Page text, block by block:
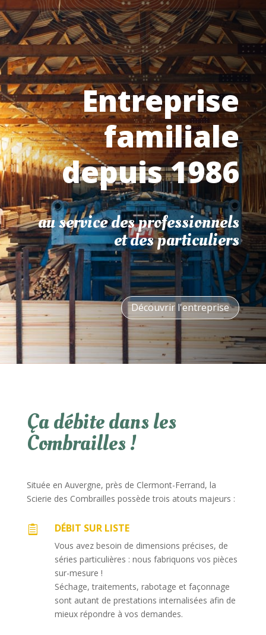
Entreprise
familiale
depuis 1986
au service des professionnels
et des particuliers
Découvrir l'entreprise
Ça débite dans les
Combrailles !
Située en Auvergne, près de Clermont-Ferrand, la
Scierie des Combrailles possède trois atouts majeurs :
 DÉBIT SUR LISTE
Vous avez besoin de dimensions précises, de
séries particulières : nous fabriquons vos pièces
sur-mesure !
Séchage, traitements, rabotage et façonnage
sont autant de prestations internalisées afin de
mieux répondre à vos demandes.